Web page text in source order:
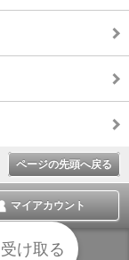
ページの先頭へ戻る
マイアカウント
PC版
受け取る